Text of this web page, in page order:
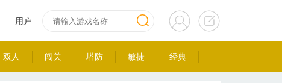
双人 闯关 塔防 敏捷 经典
用户